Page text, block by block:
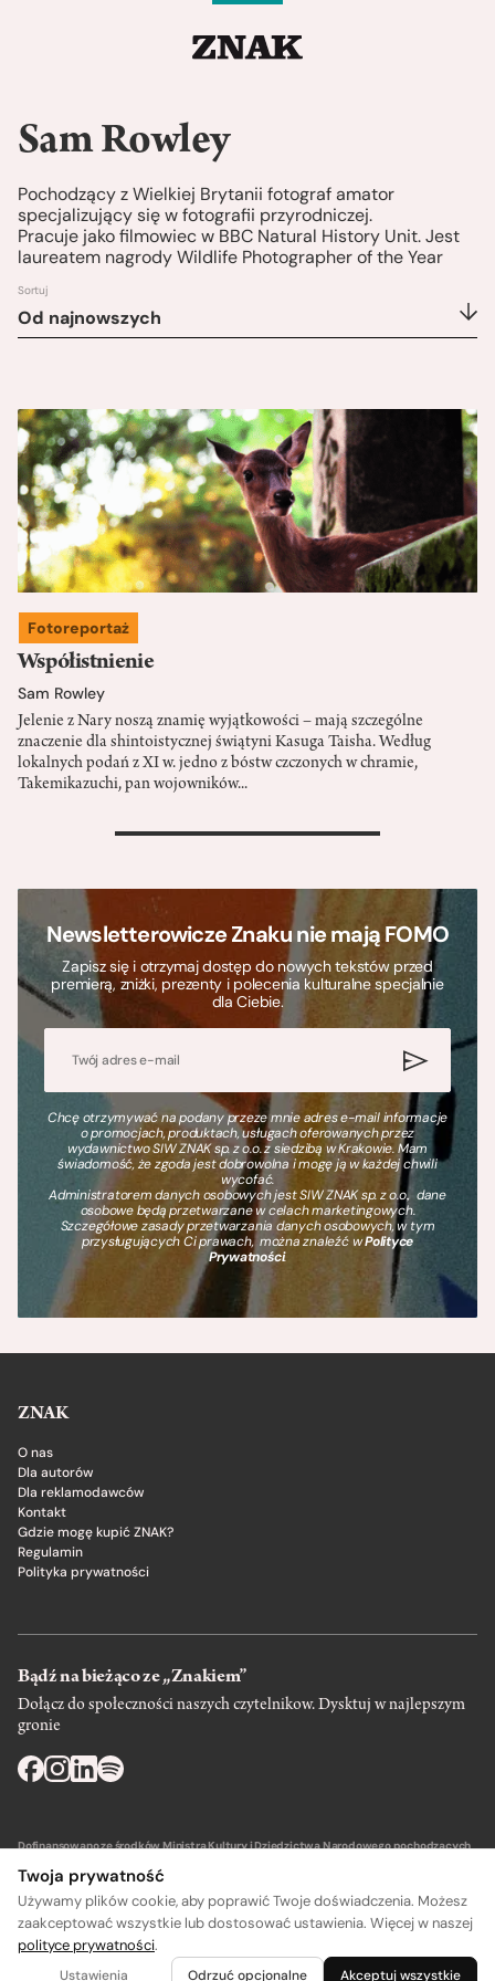
Sam Rowley
Pochodzący z Wielkiej Brytanii fotograf amator
specjalizujący się w fotografii przyrodniczej.
Pracuje jako filmowiec w BBC Natural History Unit. Jest
laureatem nagrody Wildlife Photographer of the Year
Sortuj
Od najnowszych
Fotoreportaż
Współistnienie
Sam Rowley
Jelenie z Nary noszą znamię wyjątkowości – mają szczególne
znaczenie dla shintoistycznej świątyni Kasuga Taisha. Według
lokalnych podań z XI w. jedno z bóstw czczonych w chramie,
Takemikazuchi, pan wojowników...
>
Newsletterowicze Znaku nie mają FOMO
Zapisz się i otrzymaj dostęp do nowych tekstów przed
premierą, zniżki, prezenty i polecenia kulturalne specjalnie
dla Ciebie.
Chcę otrzymywać na podany przeze mnie adres e-mail informacje
o promocjach, produktach, usługach oferowanych przez
wydawnictwo SIW ZNAK sp. z o.o. z siedzibą w Krakowie. Mam
świadomość, że zgoda jest dobrowolna i mogę ją w każdej chwili
wycofać.
Administratorem danych osobowych jest SIW ZNAK sp. z o.o., dane
osobowe będą przetwarzane w celach marketingowych.
Szczegółowe zasady przetwarzania danych osobowych, w tym
przysługujących Ci prawach, można znaleźć wPolityce
Prywatności.
ZNAK
O nas
Dla autorów
Dla reklamodawców
Kontakt
Gdzie mogę kupić ZNAK?
Regulamin
Polityka prywatności
Bądź na bieżąco ze „Znakiem”
Dołącz do społeczności naszych czytelnikow. Dysktuj w najlepszym
gronie
Dofinansowano ze środków Ministra Kultury i Dziedzictwa Narodowego pochodzących
Wydawca: SIW Znak w Krakowie
Twoja prywatność
Używamy plików cookie, aby poprawić Twoje doświadczenia. Możesz
zaakceptować wszystkie lub dostosować ustawienia. Więcej w naszej
polityce prywatności.
Ustawienia Odrzuć opcjonalne Akceptuj wszystkie